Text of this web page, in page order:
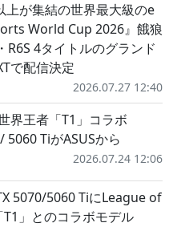
上が集結の世界最大級のe
World Cup 2026』餓狼
R6S 4タイトルのグランド
で配信決定
2026.07.27 12:40
界王者「T1」コラボ
5060 TiがASUSから
2026.07.24 12:06
5070/5060 TiにLeague of
」とのコラボモデル